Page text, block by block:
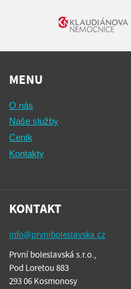
MENU
O nás
Naše služby
Ceník
Kontakty
KONTAKT
info@prvniboleslavska.cz
První boleslavská s.r.o.,
Pod Loretou 883
293 06 Kosmonosy